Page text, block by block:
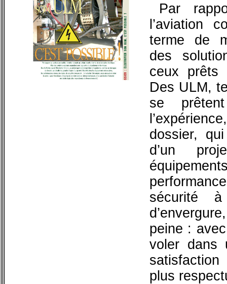
Par
l’aviation
terme de
des
ceux prêts
Des ULM,
se
dossier,
d’un
sécurité
peine :
voler dans
plus